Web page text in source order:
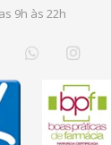
9h às 22h